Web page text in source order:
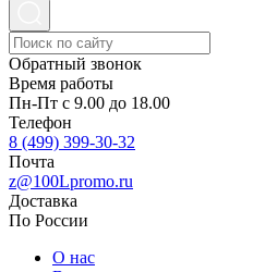
Обратный звонок
Время работы
Пн-Пт с 9.00 до 18.00
Телефон
8 (499) 399-30-32
Почта
z@100Lpromo.ru
Доставка
По России
О нас